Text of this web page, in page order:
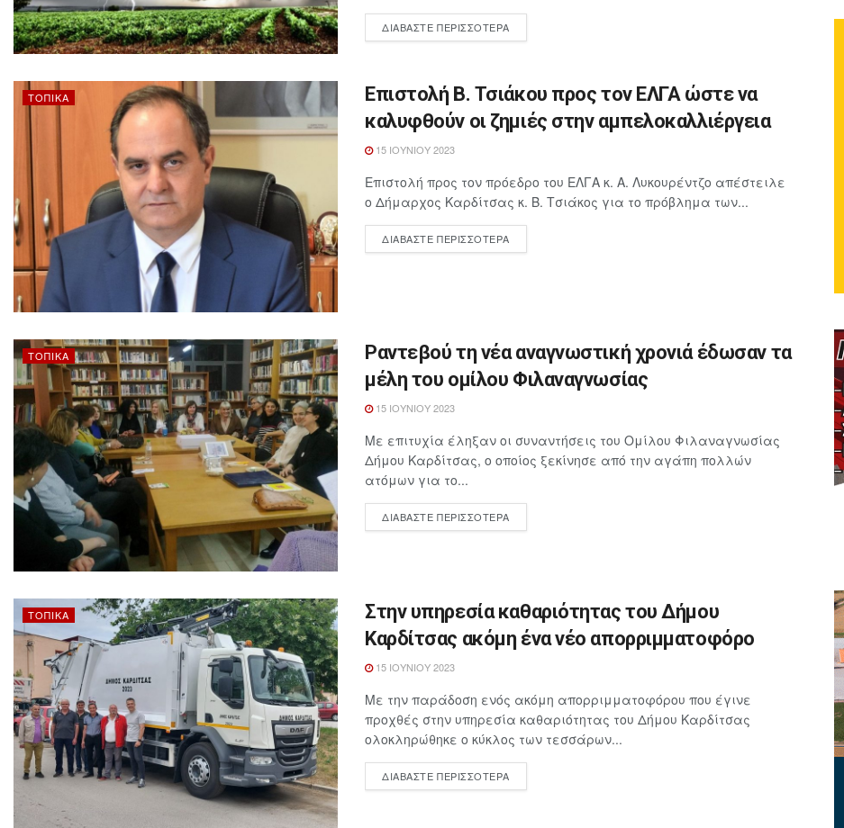
ΔΙΑΒΆΣΤΕ ΠΕΡΙΣΣΌΤΕΡΑ
ΤΟΠΙΚΆ
Επιστολή Β. Τσιάκου προς τον ΕΛΓΑ ώστε να
καλυφθούν οι ζημιές στην αμπελοκαλλιέργεια
15 ΙΟΥΝΊΟΥ 2023
Επιστολή προς τον πρόεδρο του ΕΛΓΑ κ. Α. Λυκουρέντζο απέστειλε
ο Δήμαρχος Καρδίτσας κ. Β. Τσιάκος για το πρόβλημα των...
ΔΙΑΒΆΣΤΕ ΠΕΡΙΣΣΌΤΕΡΑ
ΤΟΠΙΚΆ
Ραντεβού τη νέα αναγνωστική χρονιά έδωσαν τα
μέλη του ομίλου Φιλαναγνωσίας
15 ΙΟΥΝΊΟΥ 2023
Με επιτυχία έληξαν οι συναντήσεις του Ομίλου Φιλαναγνωσίας
Δήμου Καρδίτσας, ο οποίος ξεκίνησε από την αγάπη πολλών
ατόμων για το...
ΔΙΑΒΆΣΤΕ ΠΕΡΙΣΣΌΤΕΡΑ
ΤΟΠΙΚΆ
Στην υπηρεσία καθαριότητας του Δήμου
Καρδίτσας ακόμη ένα νέο απορριμματοφόρο
15 ΙΟΥΝΊΟΥ 2023
Με την παράδοση ενός ακόμη απορριμματοφόρου που έγινε
προχθές στην υπηρεσία καθαριότητας του Δήμου Καρδίτσας
ολοκληρώθηκε ο κύκλος των τεσσάρων...
ΔΙΑΒΆΣΤΕ ΠΕΡΙΣΣΌΤΕΡΑ